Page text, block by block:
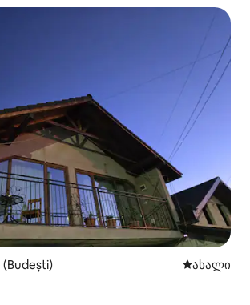
ახლად
ახალი